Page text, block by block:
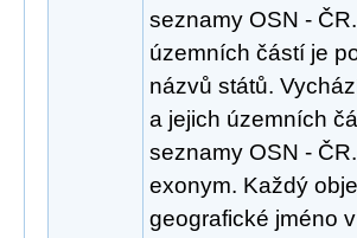
seznamy OSN -
územních částí je
názvů států.
a jejich územních
seznamy OSN -
exonym. Každý
geografické jméno